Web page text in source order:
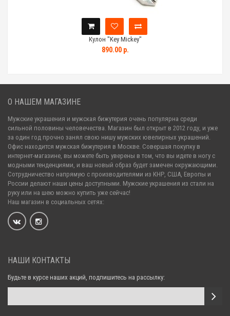
Кулон "Key Mickey"
890.00 р.
О НАШЕМ МАГАЗИНЕ
Мужские украшения и мужская бижутерия очень популярна среди
сильной половины человечества. Магазин был открыт в 2012 году, и уже
за один год прочно занял свою нишу мужских ювелирных украшений.
Офис находится мужская бижутерия в Москве. Совершая покупку в
интернет-магазине, вы можете быть уверены в том, что вы идете в ногу с
модными тенденциями, и ваш новый образ будет замечен окружающими.
Сотрудничество напрямую с производителями из КНР, США, Европы и
России делают наши цены доступными. Мужские украшения из стали на
руку или на шею можно купить уже сейчас!
Наш магазин в социальных сетях:
НАШИ КОНТАКТЫ
Будьте в курсе наших акций, подпишитесь на рассылку: